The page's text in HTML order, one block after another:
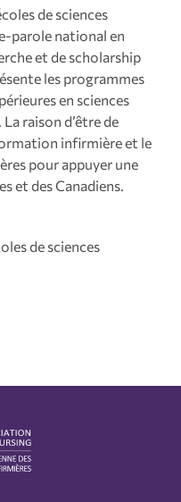
de sciences
parole national en
et de scholarship
les programmes
en sciences
raison d’être de
infirmière et le
pour appuyer une
et des Canadiens.
de sciences